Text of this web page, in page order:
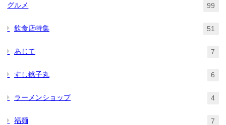
グルメ 99
飲食店特集 51
あじて 7
すし銚子丸 6
ラーメンショップ 4
福麺 7